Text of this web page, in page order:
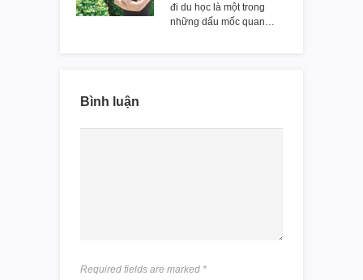
đi du học là một trong
những dấu mốc quan…
Bình luận
Required fields are marked *